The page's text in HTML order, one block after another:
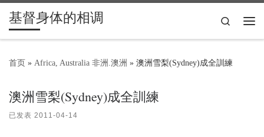
Skip to content
基督身体的相调
Search
首页 » Africa, Australia 非洲.澳洲 » 澳洲雪梨(Sydney)成全訓練
澳洲雪梨(Sydney)成全訓練
已发表 2011-04-14